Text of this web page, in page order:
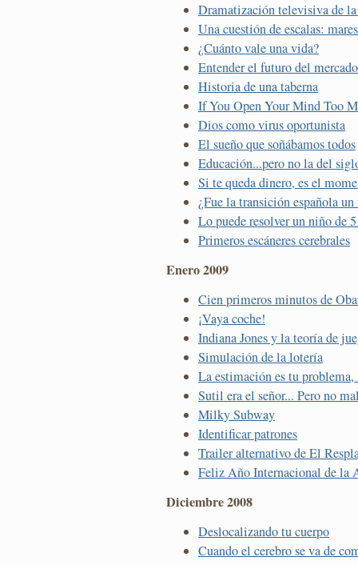
Dramatización televisiva de
Una cuestión de escalas:
¿Cuánto vale una vida?
Entender el futuro del
Historia de una taberna
If You Open Your Mind Too
Dios como virus oportunista
El sueño que soñábamos todos
Educación...pero no la del
Si te queda dinero, es el
¿Fue la transición española
Lo puede resolver un niño de
Primeros escáneres cerebrales
Enero 2009
Cien primeros minutos de
¡Vaya coche!
Indiana Jones y la teoría de
Simulación de la lotería
La estimación es tu
Sutil era el señor... Pero no
Milky Subway
Identificar patrones
Trailer alternativo de El
Feliz Año Internacional de la
Diciembre 2008
Deslocalizando tu cuerpo
Cuando el cerebro se va de